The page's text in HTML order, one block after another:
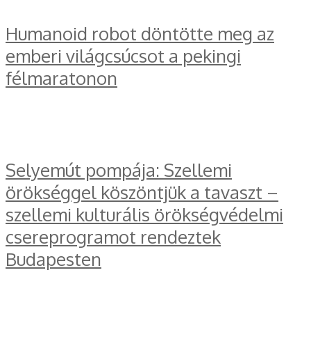
Humanoid robot döntötte meg az
emberi világcsúcsot a pekingi
félmaratonon
Selyemút pompája: Szellemi
örökséggel köszöntjük a tavaszt –
szellemi kulturális örökségvédelmi
csereprogramot rendeztek
Budapesten